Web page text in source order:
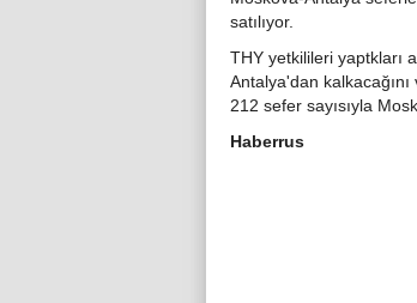
satılıyor.
THY yetkilileri yaptkları
Antalya'dan
212 sefer sayısıyla
Haberrus